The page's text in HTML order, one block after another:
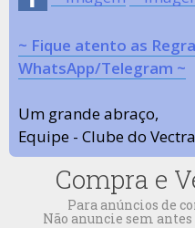
~ Fique atento as
WhatsApp/Telegram ~
Um grande abraço,
Equipe - Clube do Vectra
Compra e
Para anúncios de
Não anuncie sem